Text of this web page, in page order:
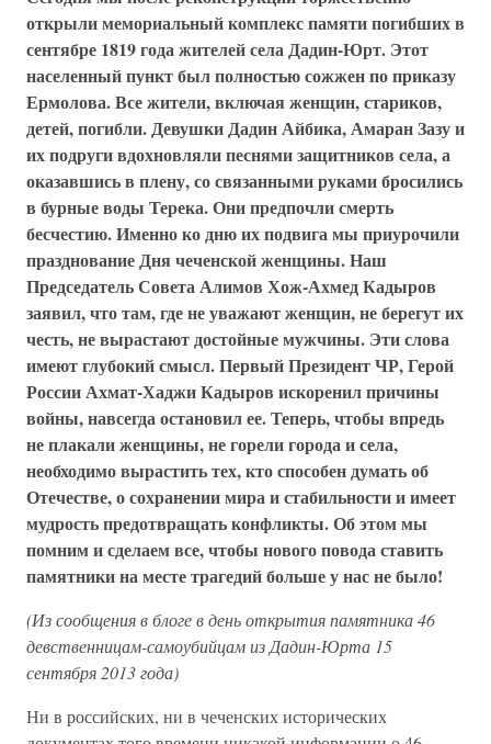
открыли мемориальный комплекс памяти погибших в
сентябре 1819 года жителей села Дадин-Юрт. Этот
населенный пункт был полностью сожжен по приказу
Ермолова. Все жители, включая женщин, стариков,
детей, погибли. Девушки Дадин Айбика, Амаран Зазу и
их подруги вдохновляли песнями защитников села, а
оказавшись в плену, со связанными руками бросились
в бурные воды Терека. Они предпочли смерть
бесчестию. Именно ко дню их подвига мы приурочили
празднование Дня чеченской женщины. Наш
Председатель Совета Алимов Хож-Ахмед Кадыров
заявил, что там, где не уважают женщин, не берегут их
честь, не вырастают достойные мужчины. Эти слова
имеют глубокий смысл. Первый Президент ЧР, Герой
России Ахмат-Хаджи Кадыров искоренил причины
войны, навсегда остановил ее. Теперь, чтобы впредь
не плакали женщины, не горели города и села,
необходимо вырастить тех, кто способен думать об
Отечестве, о сохранении мира и стабильности и имеет
мудрость предотвращать конфликты. Об этом мы
помним и сделаем все, чтобы нового повода ставить
памятники на месте трагедий больше у нас не было!
(Из сообщения в блоге в день открытия памятника 46
девственницам-самоубийцам из Дадин-Юрта 15
сентября 2013 года)
Ни в российских, ни в чеченских исторических